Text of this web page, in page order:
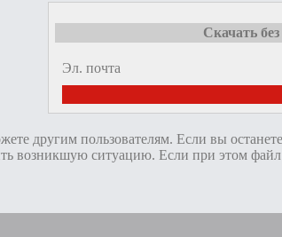
Скачать
Эл. почта
другим пользователям. Если вы
ситуацию. Если при этом файл